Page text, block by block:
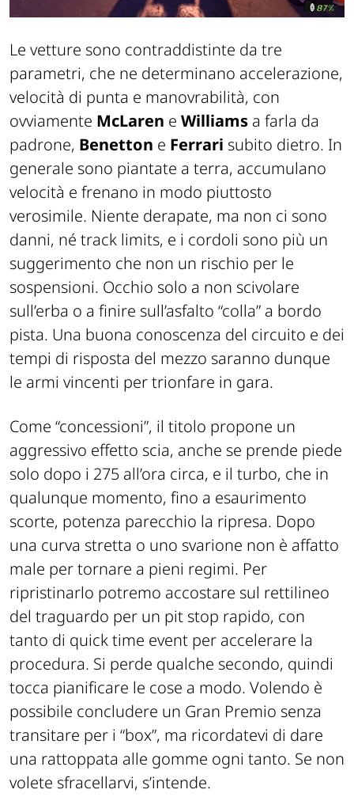
Le vetture sono contraddistinte da tre
parametri, che ne determinano accelerazione,
velocità di punta e manovrabilità, con
ovviamente McLaren e Williams a farla da
padrone, Benetton e Ferrari subito dietro. In
generale sono piantate a terra, accumulano
velocità e frenano in modo piuttosto
verosimile. Niente derapate, ma non ci sono
danni, né track limits, e i cordoli sono più un
suggerimento che non un rischio per le
sospensioni. Occhio solo a non scivolare
sull’erba o a finire sull’asfalto “colla” a bordo
pista. Una buona conoscenza del circuito e dei
tempi di risposta del mezzo saranno dunque
le armi vincenti per trionfare in gara.
Come “concessioni”, il titolo propone un
aggressivo effetto scia, anche se prende piede
solo dopo i 275 all’ora circa, e il turbo, che in
qualunque momento, fino a esaurimento
scorte, potenza parecchio la ripresa. Dopo
una curva stretta o uno svarione non è affatto
male per tornare a pieni regimi. Per
ripristinarlo potremo accostare sul rettilineo
del traguardo per un pit stop rapido, con
tanto di quick time event per accelerare la
procedura. Si perde qualche secondo, quindi
tocca pianificare le cose a modo. Volendo è
possibile concludere un Gran Premio senza
transitare per i “box”, ma ricordatevi di dare
una rattoppata alle gomme ogni tanto. Se non
volete sfracellarvi, s’intende.